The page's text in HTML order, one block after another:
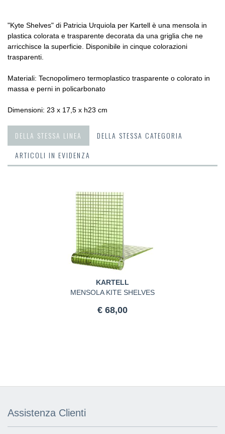
"Kyte Shelves" di Patricia Urquiola per Kartell è una mensola in
plastica colorata e trasparente decorata da una griglia che ne
arricchisce la superficie. Disponibile in cinque colorazioni
trasparenti.
Materiali: Tecnopolimero termoplastico trasparente o colorato in
massa e perni in policarbonato
Dimensioni: 23 x 17,5 x h23 cm
DELLA STESSA LINEA
DELLA STESSA CATEGORIA
ARTICOLI IN EVIDENZA
KARTELL
MENSOLA KITE SHELVES
€ 68,00
Assistenza Clienti